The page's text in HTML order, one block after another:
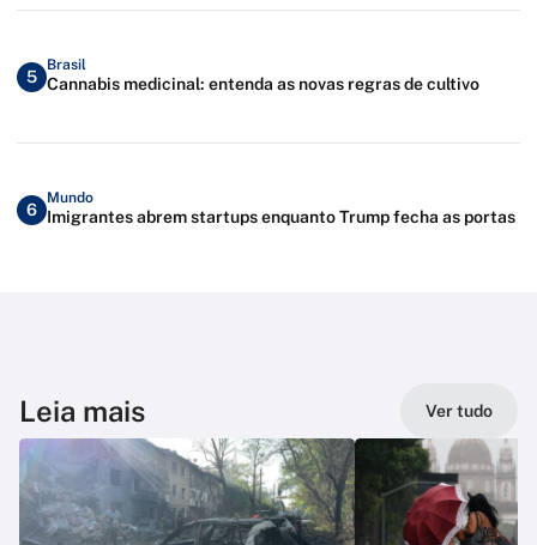
5
Brasil
Cannabis medicinal: entenda as novas regras de cultivo
6
Mundo
Imigrantes abrem startups enquanto Trump fecha as portas
Leia mais Ver tudo